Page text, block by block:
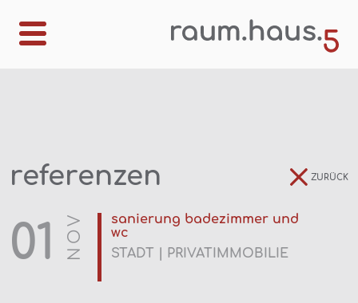
ZURÜCK
referenzen
01 NOV
sanierung badezimmer und
wc
STADT | PRIVATIMMOBILIE